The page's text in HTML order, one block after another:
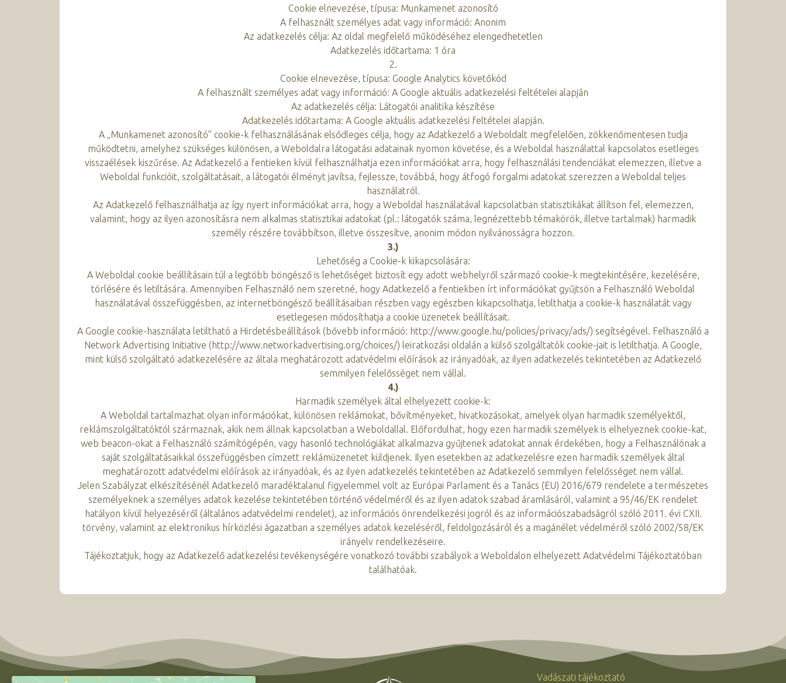
Cookie elnevezése, típusa: Munkamenet azonosító
A felhasznált személyes adat vagy információ: Anonim
Az adatkezelés célja: Az oldal megfelelő működéséhez elengedhetetlen
Adatkezelés időtartama: 1 óra
2.
Cookie elnevezése, típusa: Google Analytics követőkód
A felhasznált személyes adat vagy információ: A Google aktuális adatkezelési feltételei alapján
Az adatkezelés célja: Látogatói analitika készítése
Adatkezelés időtartama: A Google aktuális adatkezelési feltételei alapján.
A „Munkamenet azonosító” cookie-k felhasználásának elsődleges célja, hogy az Adatkezelő a Weboldalt megfelelően, zökkenőmentesen tudja
működtetni, amelyhez szükséges különösen, a Weboldalra látogatási adatainak nyomon követése, és a Weboldal használattal kapcsolatos esetleges
visszaélések kiszűrése. Az Adatkezelő a fentieken kívül felhasználhatja ezen információkat arra, hogy felhasználási tendenciákat elemezzen, illetve a
Weboldal funkcióit, szolgáltatásait, a látogatói élményt javítsa, fejlessze, továbbá, hogy átfogó forgalmi adatokat szerezzen a Weboldal teljes
használatról.
Az Adatkezelő felhasználhatja az így nyert információkat arra, hogy a Weboldal használatával kapcsolatban statisztikákat állítson fel, elemezzen,
valamint, hogy az ilyen azonosításra nem alkalmas statisztikai adatokat (pl.: látogatók száma, legnézettebb témakörök, illetve tartalmak) harmadik
személy részére továbbítson, illetve összesítve, anonim módon nyilvánosságra hozzon.
3.)
Lehetőség a Cookie-k kikapcsolására:
A Weboldal cookie beállításain túl a legtöbb böngésző is lehetőséget biztosít egy adott webhelyről származó cookie-k megtekintésére, kezelésére,
törlésére és letiltására. Amennyiben Felhasználó nem szeretné, hogy Adatkezelő a fentiekben írt információkat gyűjtsön a Felhasználó Weboldal
használatával összefüggésben, az internetböngésző beállításaiban részben vagy egészben kikapcsolhatja, letilthatja a cookie-k használatát vagy
esetlegesen módosíthatja a cookie üzenetek beállításait.
A Google cookie-használata letiltható a Hirdetésbeállítások (bővebb információ: http://www.google.hu/policies/privacy/ads/) segítségével. Felhasználó a
Network Advertising Initiative (http://www.networkadvertising.org/choices/) leiratkozási oldalán a külső szolgáltatók cookie-jait is letilthatja. A Google,
mint külső szolgáltató adatkezelésére az általa meghatározott adatvédelmi előírások az irányadóak, az ilyen adatkezelés tekintetében az Adatkezelő
semmilyen felelősséget nem vállal.
4.)
Harmadik személyek által elhelyezett cookie-k:
A Weboldal tartalmazhat olyan információkat, különösen reklámokat, bővítményeket, hivatkozásokat, amelyek olyan harmadik személyektől,
reklámszolgáltatóktól származnak, akik nem állnak kapcsolatban a Weboldallal. Előfordulhat, hogy ezen harmadik személyek is elhelyeznek cookie-kat,
web beacon-okat a Felhasználó számítógépén, vagy hasonló technológiákat alkalmazva gyűjtenek adatokat annak érdekében, hogy a Felhasználónak a
saját szolgáltatásaikkal összefüggésben címzett reklámüzenetet küldjenek. Ilyen esetekben az adatkezelésre ezen harmadik személyek által
meghatározott adatvédelmi előírások az irányadóak, és az ilyen adatkezelés tekintetében az Adatkezelő semmilyen felelősséget nem vállal.
Jelen Szabályzat elkészítésénél Adatkezelő maradéktalanul figyelemmel volt az Európai Parlament és a Tanács (EU) 2016/679 rendelete a természetes
személyeknek a személyes adatok kezelése tekintetében történő védelméről és az ilyen adatok szabad áramlásáról, valamint a 95/46/EK rendelet
hatályon kívül helyezéséről (általános adatvédelmi rendelet), az információs önrendelkezési jogról és az információszabadságról szóló 2011. évi CXII.
törvény, valamint az elektronikus hírközlési ágazatban a személyes adatok kezeléséről, feldolgozásáról és a magánélet védelméről szóló 2002/58/EK
irányelv rendelkezéseire.
Tájékoztatjuk, hogy az Adatkezelő adatkezelési tevékenységére vonatkozó további szabályok a Weboldalon elhelyezett Adatvédelmi Tájékoztatóban
találhatóak.
Vadászati tájékoztató